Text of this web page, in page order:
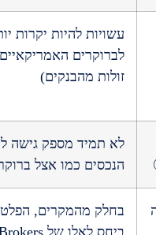
להיות יקרות יותר
האמריקאיים (אם כי
מהבנקים)
תמיד מספק גישה לכל
כמו אצל ברוקרים זרים
מהמקרים, הפלטפורמות